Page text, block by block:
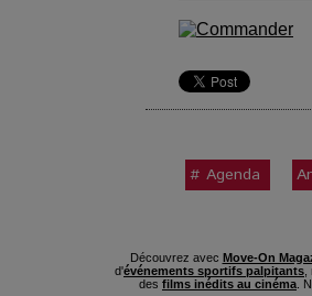
# Agenda
Découvrez avec Move-On
d'événements sportifs palpitants
des films inédits au cinéma .